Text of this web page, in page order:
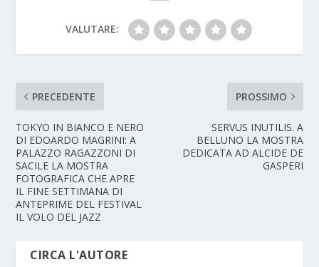
VALUTARE:
PRECEDENTE
TOKYO IN BIANCO E NERO
DI EDOARDO MAGRINI: A
PALAZZO RAGAZZONI DI
SACILE LA MOSTRA
FOTOGRAFICA CHE APRE
IL FINE SETTIMANA DI
ANTEPRIME DEL FESTIVAL
IL VOLO DEL JAZZ
PROSSIMO
SERVUS INUTILIS. A
BELLUNO LA MOSTRA
DEDICATA AD ALCIDE DE
GASPERI
CIRCA L'AUTORE